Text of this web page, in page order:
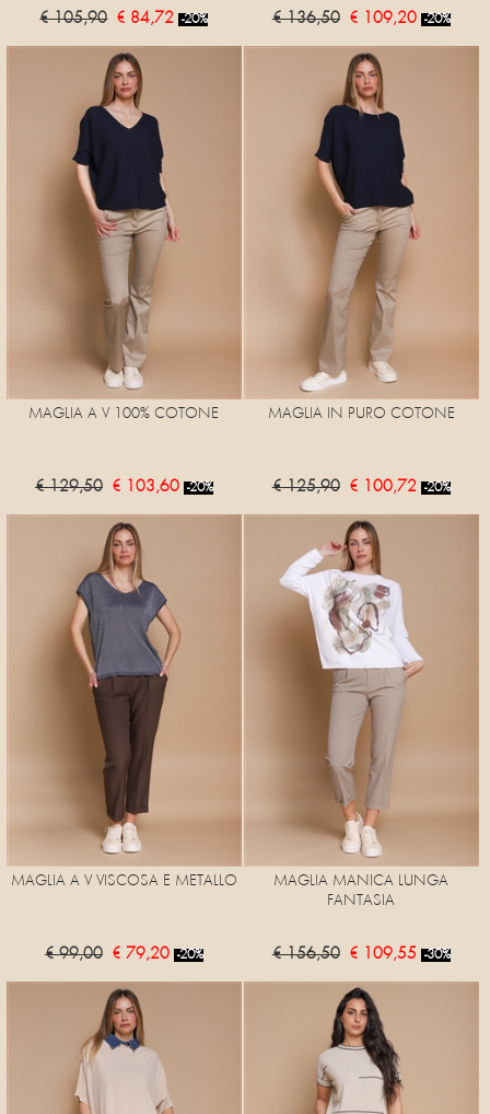
€ 105,90 € 84,72 -20% € 136,50 € 109,20 -20%
MAGLIA A V 100% COTONE
€ 129,50 € 103,60 -20%
MAGLIA IN PURO COTONE
€ 125,90 € 100,72 -20%
MAGLIA A V VISCOSA E METALLO
€ 99,00 € 79,20 -20%
MAGLIA MANICA LUNGA
FANTASIA
€ 156,50 € 109,55 -30%